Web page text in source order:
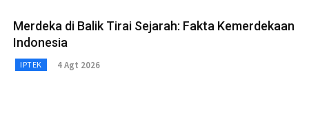
Merdeka di Balik Tirai Sejarah: Fakta Kemerdekaan
Indonesia
IPTEK 4 Agt 2026